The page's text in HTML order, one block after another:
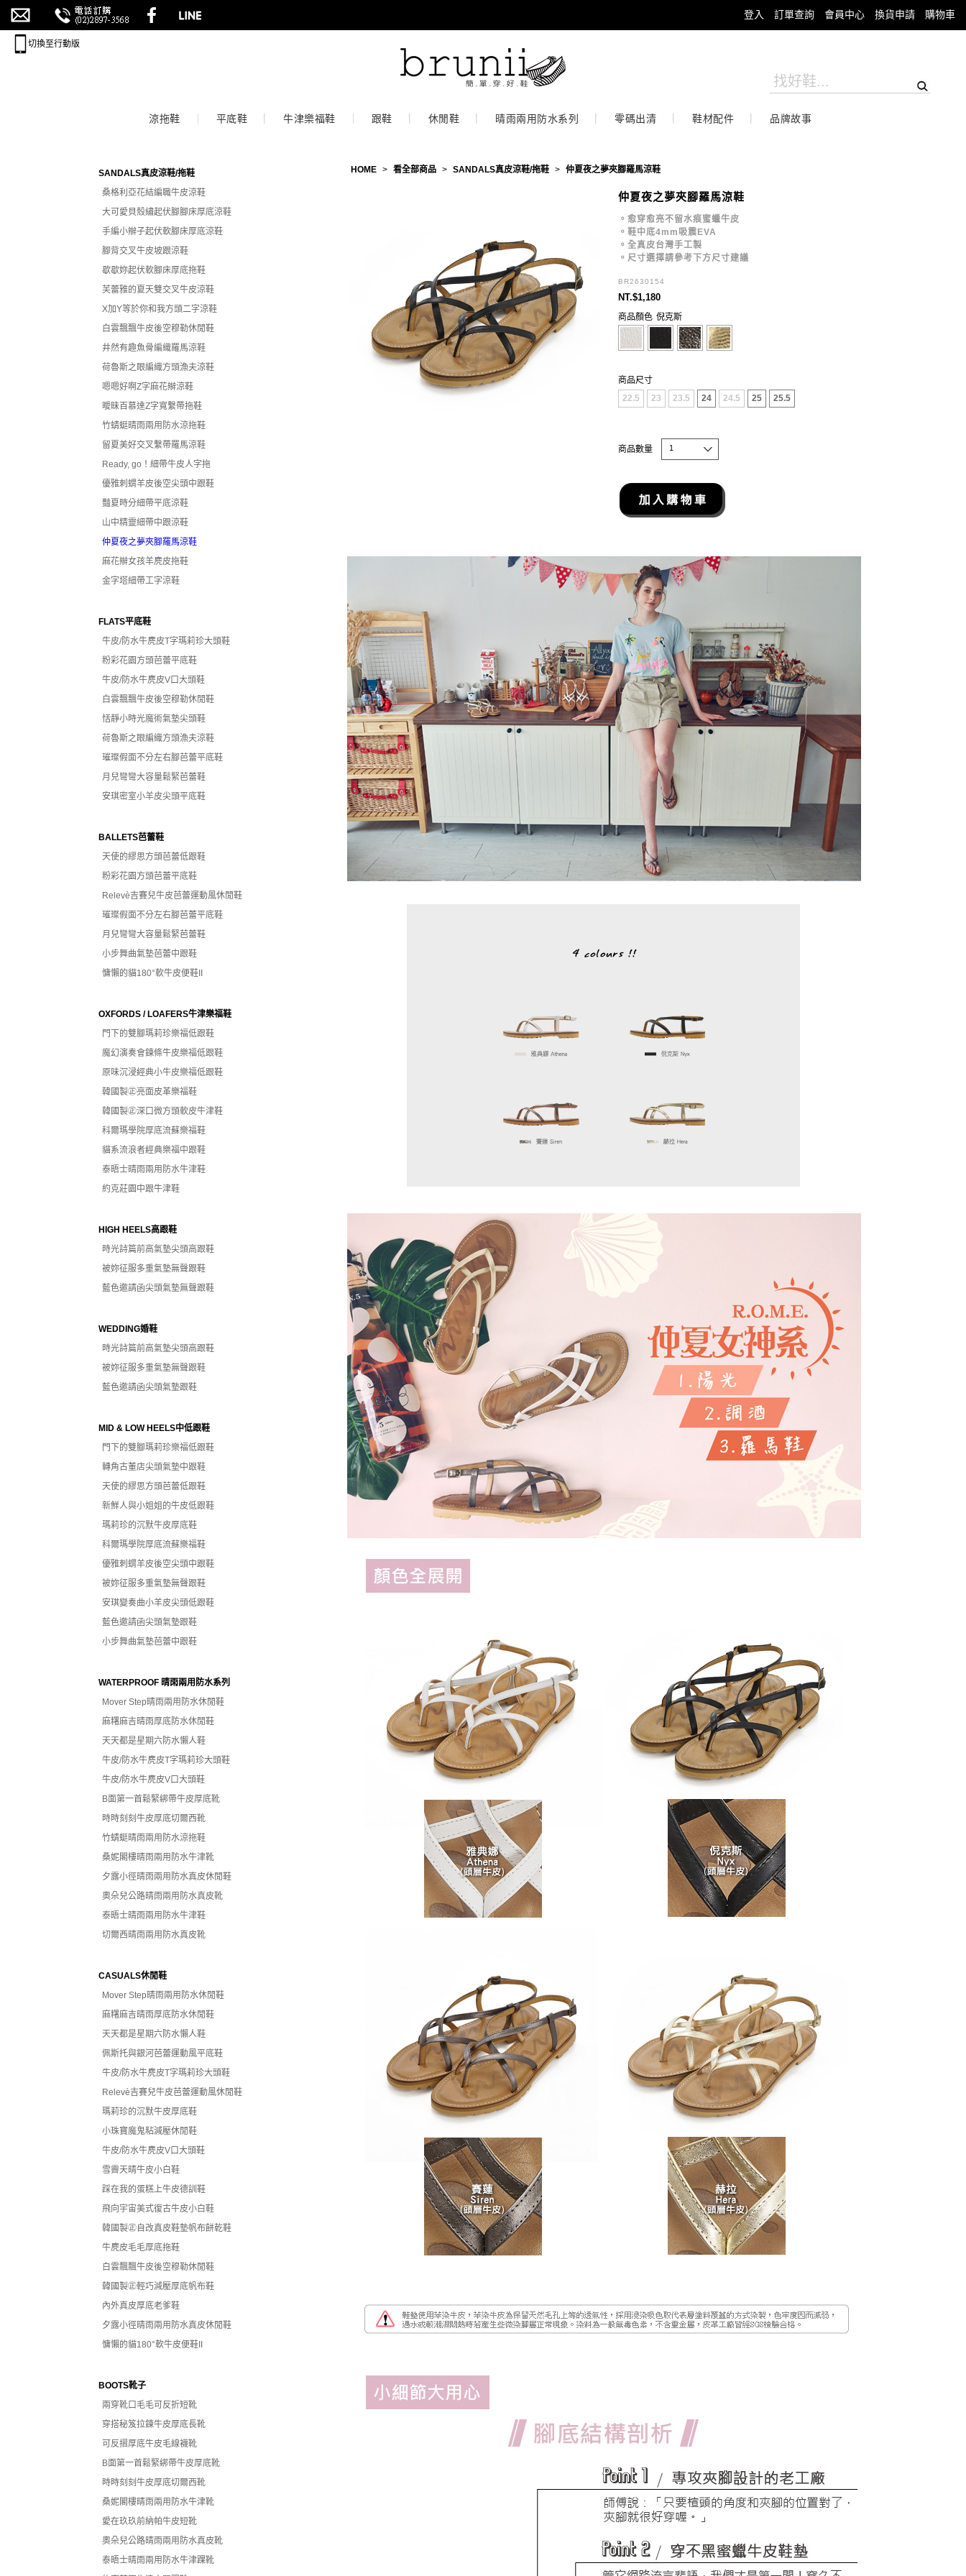
登入 訂單查詢 會員中心 換貨申請 購物車
切換至行動版
涼拖鞋 平底鞋 牛津樂福鞋 跟鞋 休閒鞋 晴雨兩用防水系列 零碼出清 鞋材配件 品牌故事
SANDALS真皮涼鞋/拖鞋
桑格利亞花結編職牛皮涼鞋
大可愛貝殼繡起伏腳腳床厚底涼鞋
手編小辮子起伏軟腳床厚底涼鞋
腳背交叉牛皮坡跟涼鞋
歇歇妳起伏軟腳床厚底拖鞋
芙蕾雅的夏天雙交叉牛皮涼鞋
X加Y等於你和我方頭二字涼鞋
白雲飄飄牛皮後空穆勒休閒鞋
井然有趣魚骨編織羅馬涼鞋
荷魯斯之眼編織方頭漁夫涼鞋
嗯嗯好啊Z字麻花辮涼鞋
曖昧百慕達Z字寬繫帶拖鞋
竹蜻蜓晴雨兩用防水涼拖鞋
留夏美好交叉繫帶羅馬涼鞋
Ready, go！細帶牛皮人字拖
優雅刺蝟羊皮後空尖頭中跟鞋
豔夏時分細帶平底涼鞋
山中精靈細帶中跟涼鞋
仲夏夜之夢夾腳羅馬涼鞋
麻花辮女孩羊麂皮拖鞋
金字塔細帶工字涼鞋
FLATS平底鞋
牛皮/防水牛麂皮T字瑪莉珍大頭鞋
粉彩花園方頭芭蕾平底鞋
牛皮/防水牛麂皮V口大頭鞋
白雲飄飄牛皮後空穆勒休閒鞋
恬靜小時光魔術氣墊尖頭鞋
荷魯斯之眼編織方頭漁夫涼鞋
璀璨假面不分左右腳芭蕾平底鞋
月兒彎彎大容量鬆緊芭蕾鞋
安琪密室小羊皮尖頭平底鞋
BALLETS芭蕾鞋
天使的繆思方頭芭蕾低跟鞋
粉彩花園方頭芭蕾平底鞋
Relevè吉賽兒牛皮芭蕾運動風休閒鞋
璀璨假面不分左右腳芭蕾平底鞋
月兒彎彎大容量鬆緊芭蕾鞋
小步舞曲氣墊芭蕾中跟鞋
慵懶的貓180°軟牛皮便鞋II
OXFORDS / LOAFERS牛津樂福鞋
門下的雙腳瑪莉珍樂福低跟鞋
魔幻演奏會鍊條牛皮樂福低跟鞋
原味沉浸經典小牛皮樂福低跟鞋
韓國製㊣亮面皮革樂福鞋
韓國製㊣深口微方頭軟皮牛津鞋
科爾瑪學院厚底流蘇樂福鞋
貓系流浪者經典樂福中跟鞋
泰晤士晴雨兩用防水牛津鞋
約克莊園中跟牛津鞋
HIGH HEELS高跟鞋
時光詩篇前高氣墊尖頭高跟鞋
被妳征服多重氣墊無聲跟鞋
藍色邀請函尖頭氣墊無聲跟鞋
WEDDING婚鞋
時光詩篇前高氣墊尖頭高跟鞋
被妳征服多重氣墊無聲跟鞋
藍色邀請函尖頭氣墊跟鞋
MID & LOW HEELS中低跟鞋
門下的雙腳瑪莉珍樂福低跟鞋
轉角古董店尖頭氣墊中跟鞋
天使的繆思方頭芭蕾低跟鞋
新鮮人與小姐姐的牛皮低跟鞋
瑪莉珍的沉默牛皮厚底鞋
科爾瑪學院厚底流蘇樂福鞋
優雅刺蝟羊皮後空尖頭中跟鞋
被妳征服多重氣墊無聲跟鞋
安琪變奏曲小羊皮尖頭低跟鞋
藍色邀請函尖頭氣墊跟鞋
小步舞曲氣墊芭蕾中跟鞋
WATERPROOF 晴雨兩用防水系列
Mover Step晴雨兩用防水休閒鞋
麻糬麻吉晴雨厚底防水休閒鞋
天天都是星期六防水懶人鞋
牛皮/防水牛麂皮T字瑪莉珍大頭鞋
牛皮/防水牛麂皮V口大頭鞋
B面第一首鬆緊綁帶牛皮厚底靴
時時刻刻牛皮厚底切爾西靴
竹蜻蜓晴雨兩用防水涼拖鞋
桑妮閣樓晴雨兩用防水牛津靴
夕露小徑晴雨兩用防水真皮休閒鞋
奧朵兒公路晴雨兩用防水真皮靴
泰晤士晴雨兩用防水牛津鞋
切爾西晴雨兩用防水真皮靴
CASUALS休閒鞋
Mover Step晴雨兩用防水休閒鞋
麻糬麻吉晴雨厚底防水休閒鞋
天天都是星期六防水懶人鞋
佩斯托與銀河芭蕾運動風平底鞋
牛皮/防水牛麂皮T字瑪莉珍大頭鞋
Relevè吉賽兒牛皮芭蕾運動風休閒鞋
瑪莉珍的沉默牛皮厚底鞋
小珠寶魔鬼粘減壓休閒鞋
牛皮/防水牛麂皮V口大頭鞋
雪霽天晴牛皮小白鞋
踩在我的蛋糕上牛皮德訓鞋
飛向宇宙美式復古牛皮小白鞋
韓國製㊣自改真皮鞋墊帆布餅乾鞋
牛麂皮毛毛厚底拖鞋
白雲飄飄牛皮後空穆勒休閒鞋
韓國製㊣輕巧減壓厚底帆布鞋
內外真皮厚底老爹鞋
夕露小徑晴雨兩用防水真皮休閒鞋
慵懶的貓180°軟牛皮便鞋II
BOOTS靴子
兩穿靴口毛毛可反折短靴
穿搭秘笈拉鍊牛皮厚底長靴
可反摺厚底牛皮毛線襪靴
B面第一首鬆緊綁帶牛皮厚底靴
時時刻刻牛皮厚底切爾西靴
桑妮閣樓晴雨兩用防水牛津靴
愛在玖玖前納帕牛皮短靴
奧朵兒公路晴雨兩用防水真皮靴
泰晤士晴雨兩用防水牛津踝靴
HOME > 看全部商品 > SANDALS真皮涼鞋/拖鞋 > 仲夏夜之夢夾腳羅馬涼鞋
仲夏夜之夢夾腳羅馬涼鞋
。愈穿愈亮不留水痕蜜蠟牛皮
。鞋中底4mm吸震EVA
。全真皮台灣手工製
。尺寸選擇請參考下方尺寸建議
BR2630154
NT.$1,180
商品顏色 倪克斯
商品尺寸
22.5
23 23.5 24 24.5 25 25.5
商品數量 1